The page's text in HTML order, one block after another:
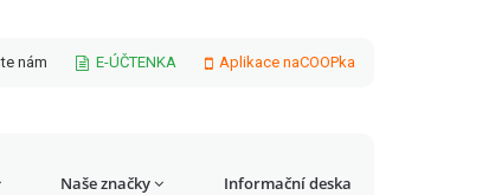
nám E-ÚČTENKA Aplikace naCOOPka
Naše značky Informační deska